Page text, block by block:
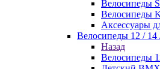
Велосипеды
Велосипеды
Аксессуары
Велосипеды 12 / 14
Назад
Велосипеды